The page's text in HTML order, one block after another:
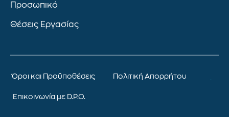
Προσωπικό
Θέσεις Εργασίας
Όροι και Προϋποθέσεις Πολιτική Απορρήτου
Επικοινωνία με D.P.O.